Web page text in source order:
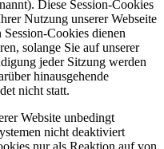
Diese Session-Cookies
Nutzung unserer Webseite
Cookies dienen
solange Sie auf unserer
jeder Sitzung werden
hinausgehende
nicht statt.
Website unbedingt
nicht deaktiviert
nur als Reaktion auf von